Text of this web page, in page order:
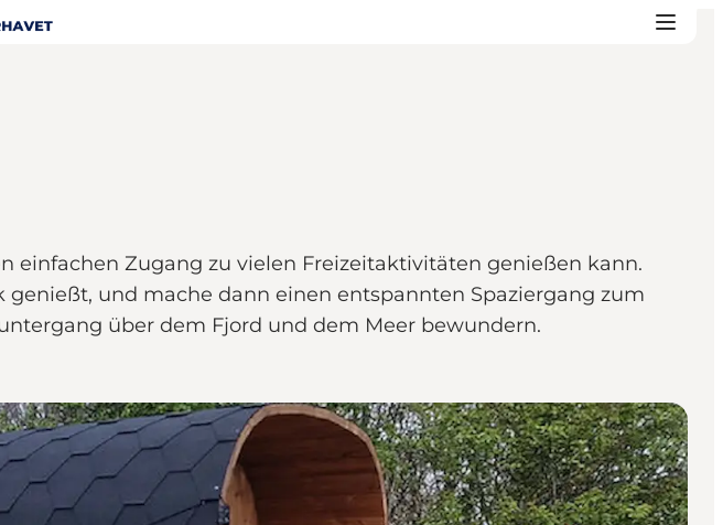
Zugang zu vielen Freizeitaktivitäten genießen kann.
und mache dann einen entspannten Spaziergang zum
über dem Fjord und dem Meer bewundern.